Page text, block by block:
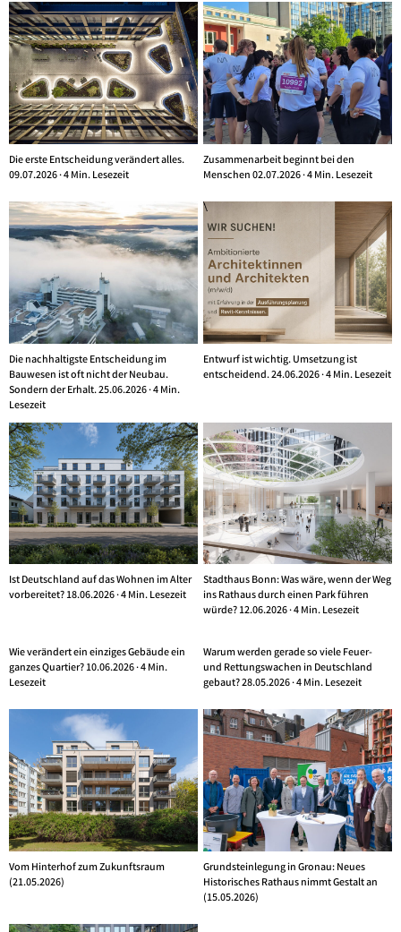
Die erste Entscheidung verändert alles.
09.07.2026 · 4 Min. Lesezeit
Zusammenarbeit beginnt bei den
Menschen 02.07.2026 · 4 Min. Lesezeit
Die nachhaltigste Entscheidung im
Bauwesen ist oft nicht der Neubau.
Sondern der Erhalt. 25.06.2026 · 4 Min.
Lesezeit
Entwurf ist wichtig. Umsetzung ist
entscheidend. 24.06.2026 · 4 Min. Lesezeit
Ist Deutschland auf das Wohnen im Alter
vorbereitet? 18.06.2026 · 4 Min. Lesezeit
Stadthaus Bonn: Was wäre, wenn der Weg
ins Rathaus durch einen Park führen
würde? 12.06.2026 · 4 Min. Lesezeit
Wie verändert ein einziges Gebäude ein
ganzes Quartier? 10.06.2026 · 4 Min.
Lesezeit
Warum werden gerade so viele Feuer-
und Rettungswachen in Deutschland
gebaut? 28.05.2026 · 4 Min. Lesezeit
Vom Hinterhof zum Zukunftsraum
(21.05.2026)
Grundsteinlegung in Gronau: Neues
Historisches Rathaus nimmt Gestalt an
(15.05.2026)